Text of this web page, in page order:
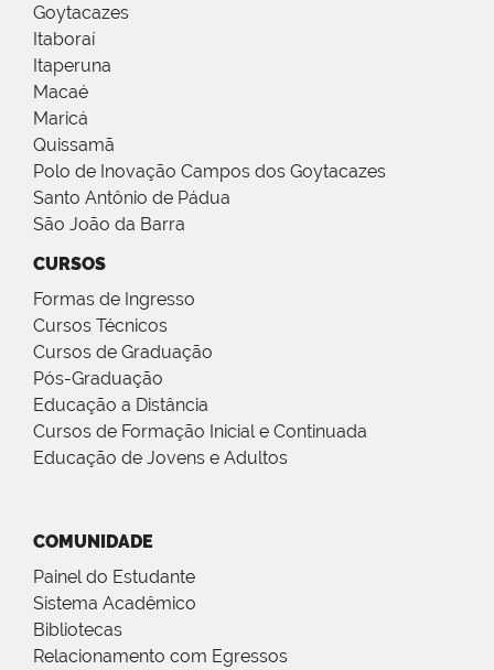
Goytacazes
Itaboraí
Itaperuna
Macaé
Maricá
Quissamã
Polo de Inovação Campos dos Goytacazes
Santo Antônio de Pádua
São João da Barra
CURSOS
Formas de Ingresso
Cursos Técnicos
Cursos de Graduação
Pós-Graduação
Educação a Distância
Cursos de Formação Inicial e Continuada
Educação de Jovens e Adultos
COMUNIDADE
Painel do Estudante
Sistema Acadêmico
Bibliotecas
Relacionamento com Egressos